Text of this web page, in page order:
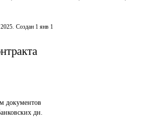
. Создан 1 янв 1
документов
дн.